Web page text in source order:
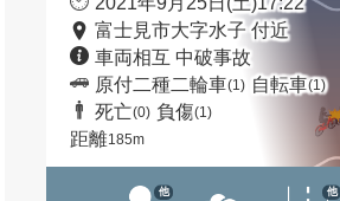
富士見市大字水子 付近
車両相互 中破事故
原付二種二輪車(1) 自転車(1)
死亡(0) 負傷(1)
距離185m
他 他